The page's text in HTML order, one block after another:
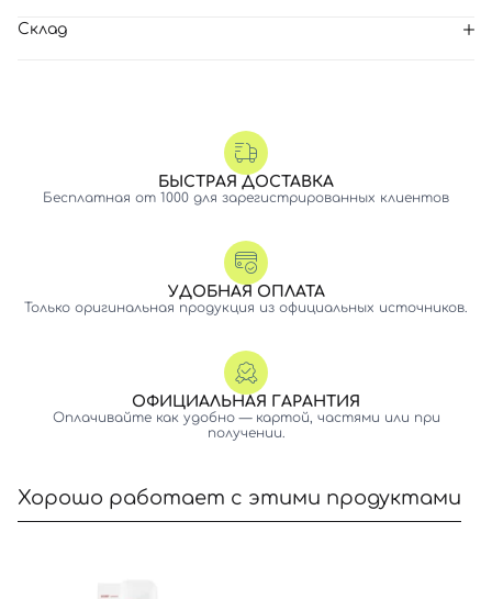
Склад
БЫСТРАЯ ДОСТАВКА
Бесплатная от 1000 для зарегистрированных клиентов
УДОБНАЯ ОПЛАТА
Только оригинальная продукция из официальных источников.
ОФИЦИАЛЬНАЯ ГАРАНТИЯ
Оплачивайте как удобно — картой, частями или при
получении.
Хорошо работает с этими продуктами